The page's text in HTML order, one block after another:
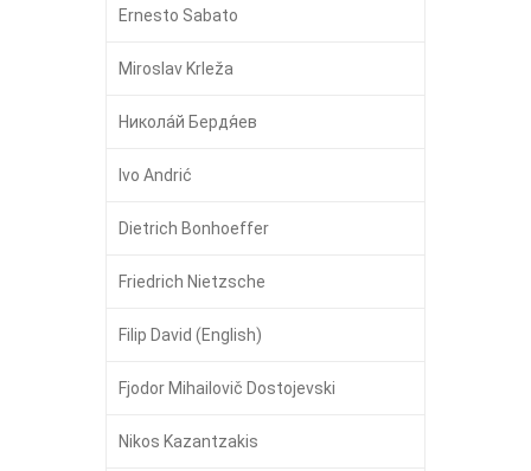
Ernesto Sabato
Miroslav Krleža
Никола́й Бердя́ев
Ivo Andrić
Dietrich Bonhoeffer
Friedrich Nietzsche
Filip David (English)
Fjodor Mihailovič Dostojevski
Nikos Kazantzakis